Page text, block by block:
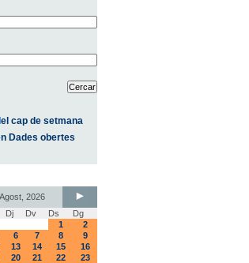
cap de setmana
Dades obertes
Agost, 2026
Dj Dv Ds
Dg
1
2
6 7 8
9
13 14 15
16
20 21 22
23